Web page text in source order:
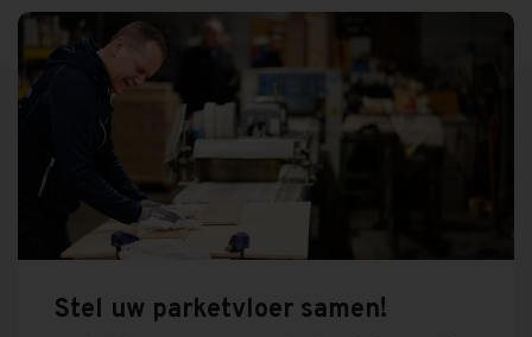
Stel uw parketvloer samen!